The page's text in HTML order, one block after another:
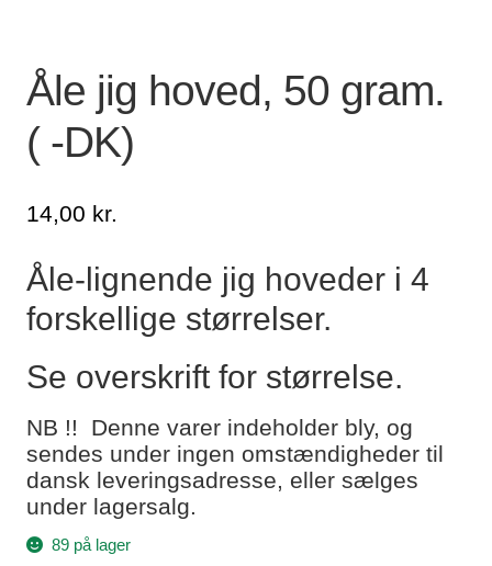
Min Konto
Glemt adgangskode
Åle jig hoved, 50 gram.
( -DK)
14,00 kr.
Åle-lignende jig hoveder i 4
forskellige størrelser.
Se overskrift for størrelse.
NB !! Denne varer indeholder bly, og
sendes under ingen omstændigheder til
dansk leveringsadresse, eller sælges
under lagersalg.
89 på lager